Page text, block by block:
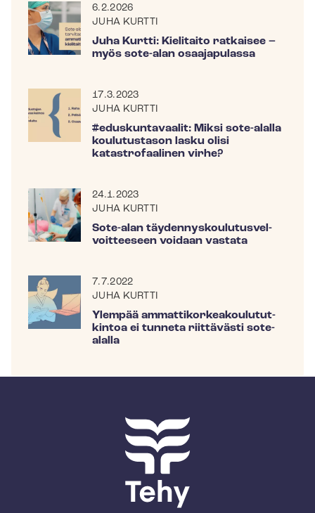
6.2.2026
JUHA KURTTI
Juha Kurtti: Kielitaito ratkaisee –
myös sote-alan osaajapulassa
17.3.2023
JUHA KURTTI
#eduskuntavaalit: Miksi sote-alalla
koulutustason lasku olisi
katastrofaalinen virhe?
24.1.2023
JUHA KURTTI
Sote-alan täy­den­nys­kou­lu­tus­vel­
voit­tee­seen voidaan vastata
7.7.2022
JUHA KURTTI
Ylempää am­mat­ti­kor­kea­kou­lu­tut­
kin­toa ei tunneta riittävästi sote-
alalla